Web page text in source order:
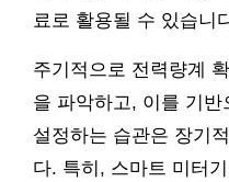
료로 활용될 수 있습니
주기적으로 전력량계
을 파악하고, 이를 기
설정하는 습관은 장기
다. 특히, 스마트 미터